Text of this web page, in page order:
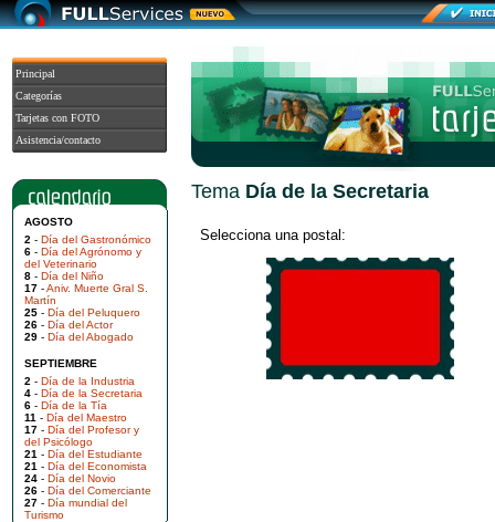
Principal
Categorías
Tarjetas con FOTO
Asistencia/contacto
AGOSTO
2 - Día del Gastronómico
6 - Día del Agrónomo y
del Veterinario
8 - Día del Niño
17 -Aniv. Muerte Gral S.
Martín
25 - Día del Peluquero
26 - Día del Actor
29 - Día del Abogado
SEPTIEMBRE
2 - Día de la Industria
4 - Día de la Secretaria
6 - Día de la Tía
11 - Día del Maestro
17 - Día del Profesor y
del Psicólogo
21 - Día del Estudiante
21 - Día del Economista
24 - Día del Novio
26 - Día del Comerciante
27 - Día mundial del
Turismo
Tema Día de la Secretaria
Selecciona una postal: